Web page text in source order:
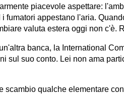
piacevole aspettare:
fumatori appestano l'aria.
valuta estera oggi non c'è.
banca, la International
sul suo conto. Lei non ama
scambio qualche elementare